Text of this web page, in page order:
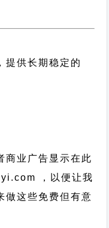
提供长期稳定的
商业广告显示在此
，以便让我
做这些免费但有意